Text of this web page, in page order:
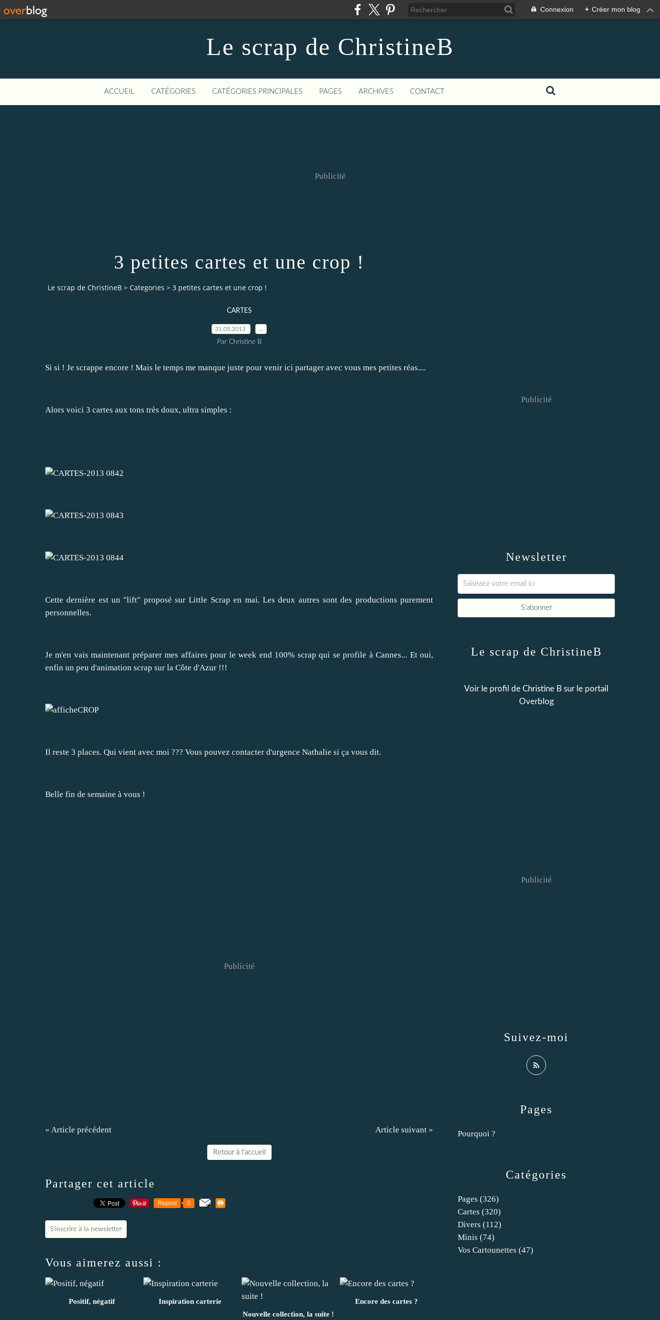
Connexion + Créer mon blog
Le scrap de ChristineB
ACCUEIL CATÉGORIES CATÉGORIES PRINCIPALES PAGES ARCHIVES CONTACT
Publicité
3 petites cartes et une crop !
Le scrap de ChristineB > Categories > 3 petites cartes et une crop !
CARTES
31.05.2013
Par Christine B
Si si ! Je scrappe encore ! Mais le temps me manque juste pour venir ici partager avec vous mes petites réas....
Alors voici 3 cartes aux tons très doux, ultra simples :
Cette dernière est un "lift" proposé sur Little Scrap en mai. Les deux autres sont des productions purement
personnelles.
Je m'en vais maintenant préparer mes affaires pour le week end 100% scrap qui se profile à Cannes... Et oui,
enfin un peu d'animation scrap sur la Côte d'Azur !!!
Il reste 3 places. Qui vient avec moi ??? Vous pouvez contacter d'urgence Nathalie si ça vous dit.
Belle fin de semaine à vous !
Publicité
« Article précédent Article suivant »
Retour à l'accueil
Partager cet article
Repost 0
S'inscrire à la newsletter
Vous aimerez aussi :
Positif, négatif
Inspiration carterie
Nouvelle collection, la suite !
Encore des cartes ?
Newsletter
Publicité
Catégories
Pages (326)
Cartes (320)
Divers (112)
Minis (74)
Vos Cartounettes (47)
Pages
Pourquoi ?
Le scrap de ChristineB
Voir le profil de Christine B sur le portail
Overblog
Suivez-moi
Publicité